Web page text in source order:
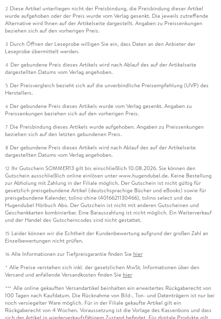
2 Diese Artikel unterliegen nicht der Preisbindung, die Preisbindung dieser Artikel
wurde aufgehoben oder der Preis wurde vom Verlag gesenkt. Die jeweils zutreffende
Alternative wird Ihnen auf der Artikelseite dargestellt. Angaben zu Preissenkungen
beziehen sich auf den vorherigen Preis.
3 Durch Öffnen der Leseprobe willigen Sie ein, dass Daten an den Anbieter der
Leseprobe übermittelt werden.
4 Der gebundene Preis dieses Artikels wird nach Ablauf des auf der Artikelseite
dargestellten Datums vom Verlag angehoben.
5 Der Preisvergleich bezieht sich auf die unverbindliche Preisempfehlung (UVP) des
Herstellers.
6 Der gebundene Preis dieses Artikels wurde vom Verlag gesenkt. Angaben zu
Preissenkungen beziehen sich auf den vorherigen Preis.
7 Die Preisbindung dieses Artikels wurde aufgehoben. Angaben zu Preissenkungen
beziehen sich auf den letzten gebundenen Preis.
8 Der gebundene Preis dieses Artikels wird nach Ablauf des auf der Artikelseite
dargestellten Datums vom Verlag angehoben.
12 Ihr Gutschein SOMMER13 gilt bis einschließlich 10.08.2026. Sie können den
Gutschein ausschließlich online einlösen unter www.hugendubel.de. Keine Bestellung
zur Abholung mit Zahlung in der Filiale möglich. Der Gutschein ist nicht gültig für
gesetzlich preisgebundene Artikel (deutschsprachige Bücher und eBooks) sowie für
preisgebundene Kalender, tolino shine (4016621130466), tolino select und das
Hugendubel Hörbuch Abo. Der Gutschein ist nicht mit anderen Gutscheinen und
Geschenkkarten kombinierbar. Eine Barauszahlung ist nicht möglich. Ein Weiterverkauf
und der Handel des Gutscheincodes sind nicht gestattet.
15 Leider können wir die Echtheit der Kundenbewertung aufgrund der großen Zahl an
Einzelbewertungen nicht prüfen.
16 Alle Informationen zur Tiefpreisgarantie finden Sie hier
* Alle Preise verstehen sich inkl. der gesetzlichen MwSt. Informationen über den
Versand und anfallende Versandkosten finden Sie hier
*** Alle online gekauften Versandartikel beinhalten ein erweitertes Rückgaberecht von
100 Tagen nach Kaufdatum. Die Rücknahme von Bild-, Ton- und Datenträgern ist nur bei
noch versiegelter Ware möglich. Für in der Filiale gekaufte Artikel gilt ein
Rückgaberecht von 4 Wochen. Voraussetzung ist die Vorlage des Kassenbons und dass